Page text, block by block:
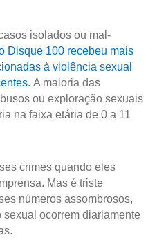
isolados ou mal-
Disque 100 recebeu mais
à violência sexual
A maioria das
ou exploração sexuais
na faixa etária de 0 a 11
crimes quando eles
Mas é triste
números assombrosos,
ocorrem diariamente